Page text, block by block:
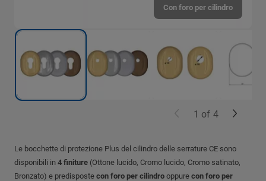
Le bocchette di protezione Plus del cilindro delle serrature CE sono
disponibili in 4 finiture (Ottone lucido, Cromo lucido, Cromo satinato,
Bronzato) e predisposte con foro per cilindro oppure con foro per
Con foro per cilindro
1 of 4